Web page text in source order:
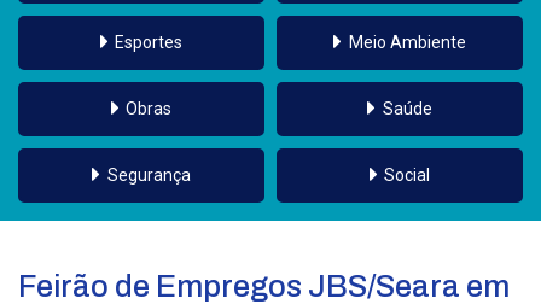
Esportes Meio Ambiente
Obras Saúde
Segurança Social
Feirão de Empregos JBS/Seara em